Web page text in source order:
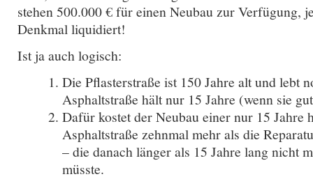
stehen 500.000 € für einen Neubau zur Verfügung,
Denkmal liquidiert!
Ist ja auch logisch:
Die Pflasterstraße ist 150 Jahre alt und lebt
Asphaltstraße hält nur 15 Jahre (wenn sie
Dafür kostet der Neubau einer nur 15 Jahre
Asphaltstraße zehnmal mehr als die
– die danach länger als 15 Jahre lang nicht
müsste.